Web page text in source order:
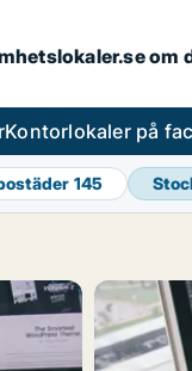
om
Kontorlokaler på
145